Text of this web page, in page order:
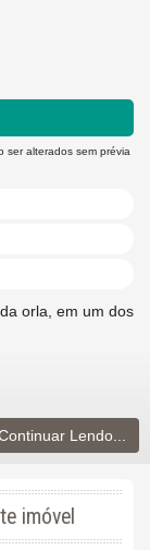
ser alterados sem prévia
orla, em um dos
Lendo...
imóvel